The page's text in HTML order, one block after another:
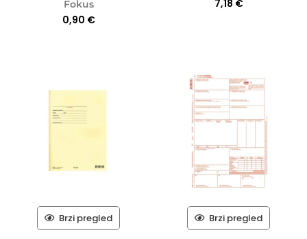
Fokus
0,90 €
7,18 €
Brzi pregled Brzi pregled